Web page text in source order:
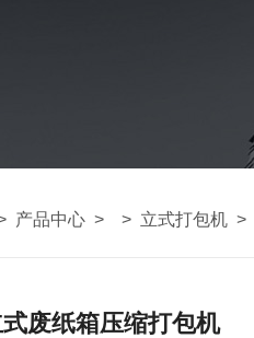
产品中心 > > 立式打包机 >
废纸箱压缩打包机